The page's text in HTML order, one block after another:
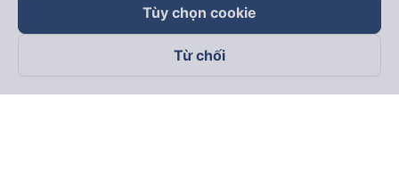
Theo dõi chúng tôi trên
Tùy chọn cookie
Từ chối